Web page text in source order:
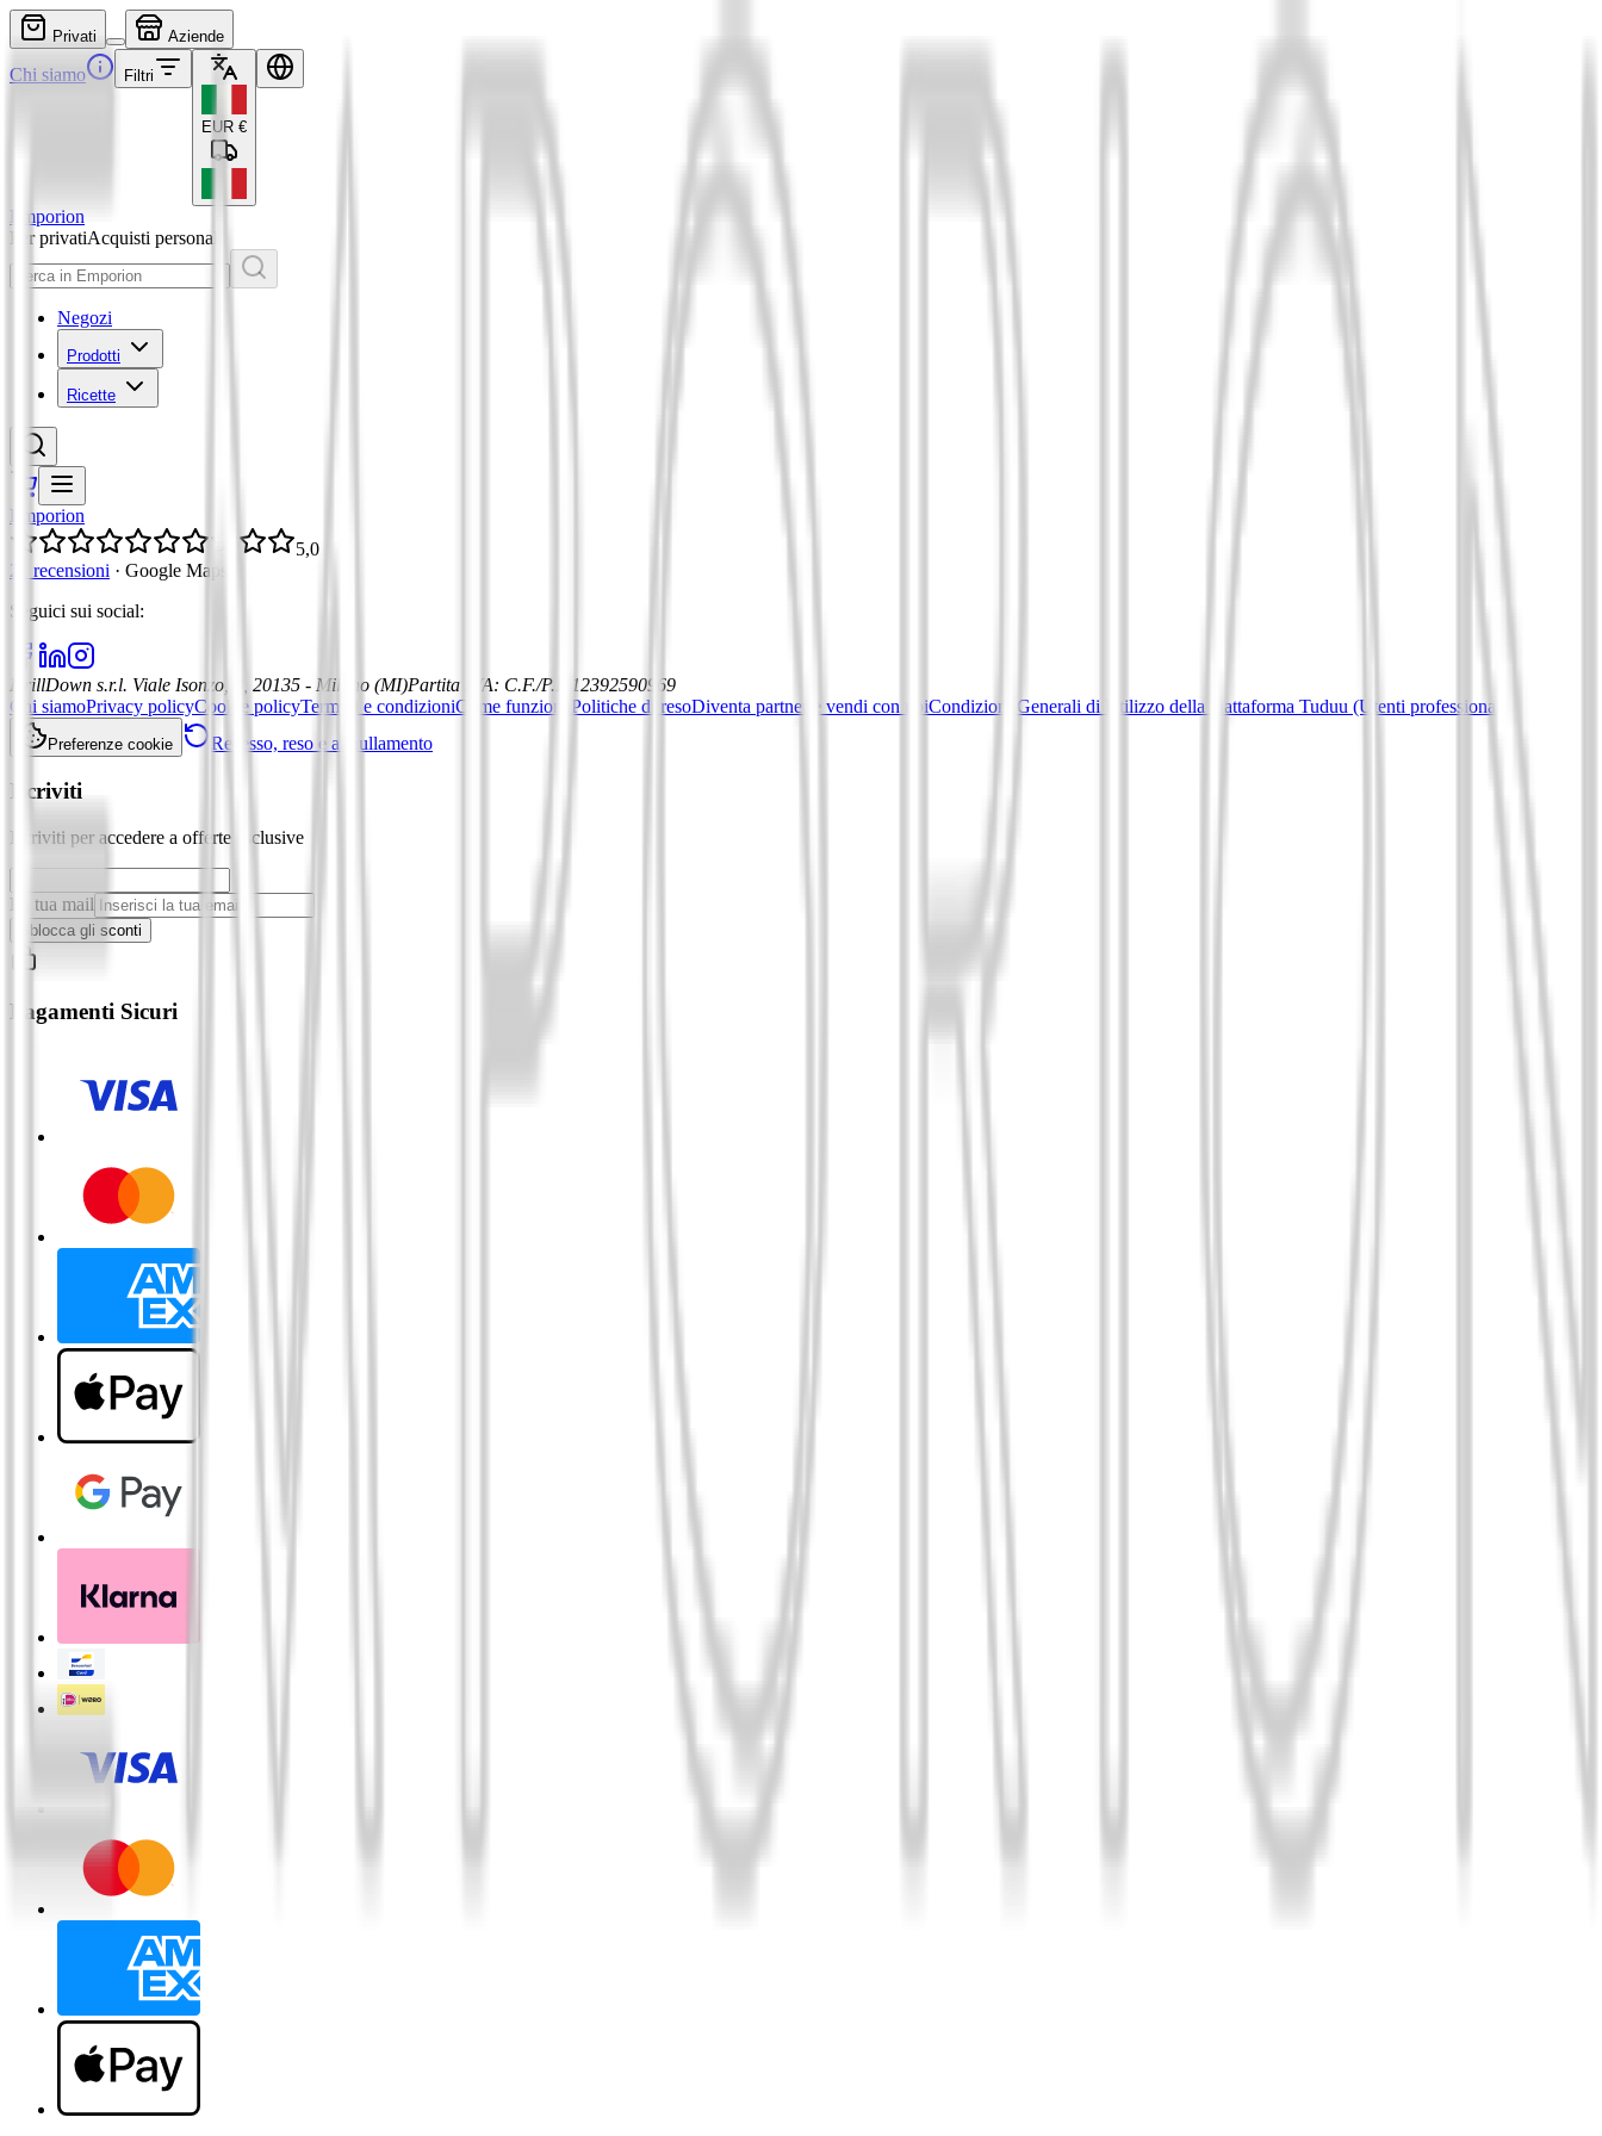
Privati Aziende
Chi siamo Filtri
EUR €
Emporion
Per privatiAcquisti personali
Negozi
Prodotti
Ricette
Emporion
5,0
21 recensioni · Google Maps
Seguici sui social:
DrillDown s.r.l. Viale Isonzo, 8, 20135 - Milano (MI)Partita IVA: C.F./P.I. 12392590969
Chi siamoPrivacy policyCookie policyTermini e condizioniCome funziona Politiche di resoDiventa partner e vendi con noiCondizioni Generali di Utilizzo della piattaforma Tuduu (Utenti professionali)
Preferenze cookie Recesso, reso e annullamento
Iscriviti
Iscriviti per accedere a offerte esclusive
La tua mail
Sblocca gli sconti
Pagamenti Sicuri